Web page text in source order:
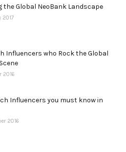
the Global NeoBank Landscape
2017
Influencers who Rock the Global
2016
Influencers you must know in
2016